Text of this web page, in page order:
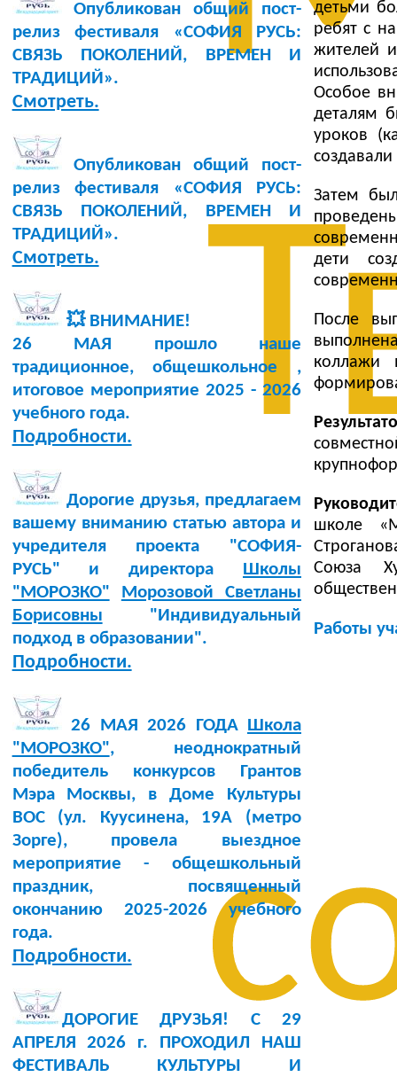
Опубликован общий пост-
релиз фестиваля «СОФИЯ РУСЬ:
СВЯЗЬ ПОКОЛЕНИЙ, ВРЕМЕН И
ТРАДИЦИЙ».
Смотреть.
Опубликован общий пост-
релиз фестиваля «СОФИЯ РУСЬ:
СВЯЗЬ ПОКОЛЕНИЙ, ВРЕМЕН И
ТРАДИЦИЙ».
Смотреть.
💥 ВНИМАНИЕ!
26 МАЯ прошло наше
традиционное, общешкольное ,
итоговое мероприятие 2025 - 2026
учебного года.
Подробности.
Дорогие друзья, предлагаем
вашему вниманию статью автора и
учредителя проекта "СОФИЯ-
РУСЬ" и директора Школы
"МОРОЗКО"
Морозовой Светланы
Борисовны "Индивидуальный
подход в образовании".
Подробности.
26 МАЯ 2026 ГОДА Школа
"МОРОЗКО", неоднократный
победитель конкурсов Грантов
Мэра Москвы, в Доме Культуры
BOC (ул. Куусинена, 19А (метро
Зорге), провела выездное
мероприятие - общешкольный
праздник, посвященный
окончанию 2025-2026 учебного
года.
Подробности.
ДОРОГИЕ ДРУЗЬЯ! С 29
АПРЕЛЯ 2026 г. ПРОХОДИЛ НАШ
ФЕСТИВАЛЬ КУЛЬТУРЫ И
детьми
ребят с
жителей
Особое
деталям
уроков
Затем
дети
После
коллажи
школе
Союза
Работы